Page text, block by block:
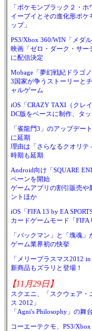
「ポケモンブラック２・
イーブイとその進化形ポケ
ップ」
PS3/Xbox 360/WIN「メダ
映画「ゼロ・ダーク・サー
に配信決定
Mobage「夢幻戦紀ドラゴ
3国家が争うストーリーと
ャルゲーム
iOS「CRAZY TAXI（クレ
DC版をベースに制作、タ
「雀龍門3」のアップデー
に延期
理由は「さらなるクオリテ
時期も延期
Android向け「SQUARE
ペーンを開始
ゲームアプリの割引販売や
ントほか
iOS「FIFA 13 by EA
カードゲームモード「FIFA
「パックマン」と「塊魂
ゲーム業界初の快挙
「メリープラスマス2012
新商品もズラリと登場！
【11月29日】
スクエニ、「スクウェア・
ス 2012」
「Agni's Philosophy」の舞
コーエーテクモ、PS3/